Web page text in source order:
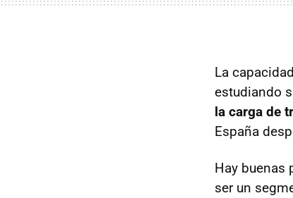
La
estudiando
la carga de
España
Hay buenas
ser un